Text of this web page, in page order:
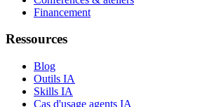
Financement
Ressources
Blog
Outils IA
Skills IA
Cas d'usage agents IA